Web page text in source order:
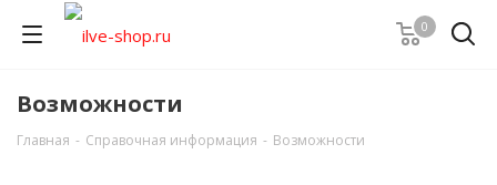
0
Возможности
Главная - Справочная информация - Возможности